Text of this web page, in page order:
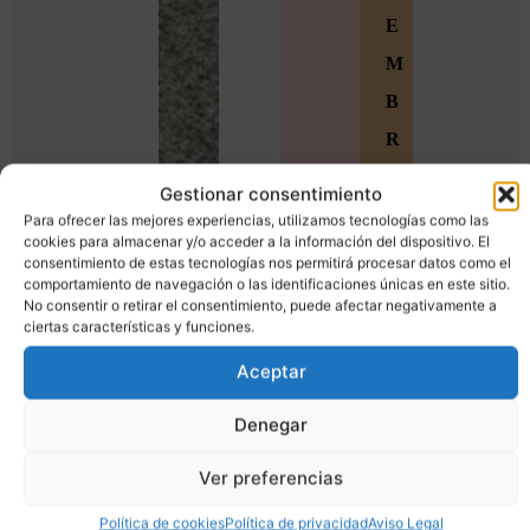
Gestionar consentimiento
Para ofrecer las mejores experiencias, utilizamos tecnologías como las
cookies para almacenar y/o acceder a la información del dispositivo. El
consentimiento de estas tecnologías nos permitirá procesar datos como el
comportamiento de navegación o las identificaciones únicas en este sitio.
No consentir o retirar el consentimiento, puede afectar negativamente a
ciertas características y funciones.
Aceptar
Denegar
Ver preferencias
Política de cookiesPolítica de privacidadAviso Legal
E
M
B
R
S
Ú
n
e
a